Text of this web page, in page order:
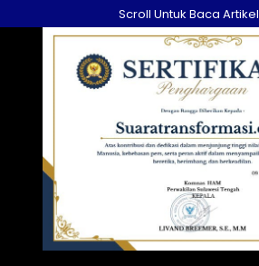
ke
Scroll Untuk Baca Artikel